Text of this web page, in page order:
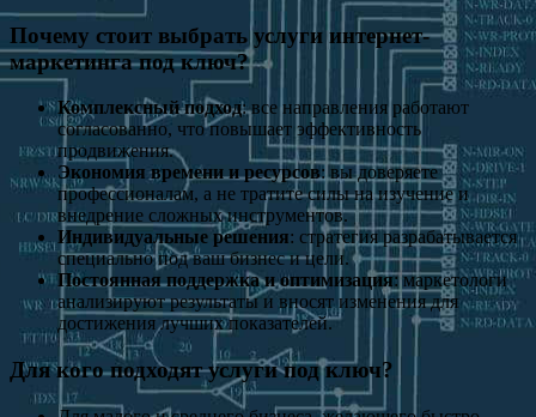
Почему стоит выбрать услуги интернет-
маркетинга под ключ?
Комплексный подход: все направления работают
согласованно, что повышает эффективность
продвижения.
Экономия времени и ресурсов: вы доверяете
профессионалам, а не тратите силы на изучение и
внедрение сложных инструментов.
Индивидуальные решения: стратегия разрабатывается
специально под ваш бизнес и цели.
Постоянная поддержка и оптимизация: маркетологи
анализируют результаты и вносят изменения для
достижения лучших показателей.
Для кого подходят услуги под ключ?